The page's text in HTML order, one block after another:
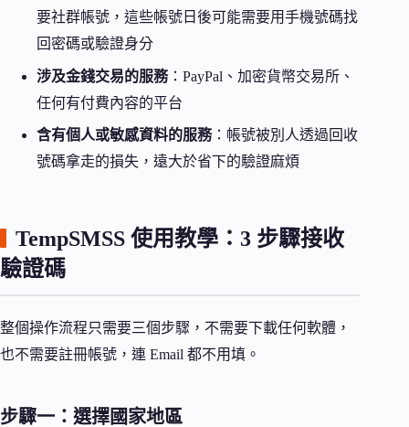
要社群帳號，這些帳號日後可能需要用手機號碼找
回密碼或驗證身分
涉及金錢交易的服務：PayPal、加密貨幣交易所、
任何有付費內容的平台
含有個人或敏感資料的服務：帳號被別人透過回收
號碼拿走的損失，遠大於省下的驗證麻煩
TempSMSS 使用教學：3 步驟接收
驗證碼
整個操作流程只需要三個步驟，不需要下載任何軟體，
也不需要註冊帳號，連 Email 都不用填。
步驟一：選擇國家地區